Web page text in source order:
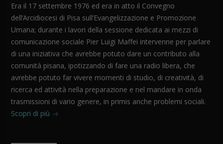
Era il 17 settembre 1976 ed era in atto il Convegno
dell’Arcidiocesi di Pisa sull’Evangelizzazione e Promozione
Umana; durante i lavori della sessione dedicata ai mezzi di
comunicazione sociale Pier Luigi Maffei intervenne per parlare
di una iniziativa che avrebbe potuto dare un contributo alla
comunità pisana, ipotizzando di fare una radio libera, che
avrebbe potuto far vivere momenti di studio, di creatività, di
ricerca ed attività nella preparazione e nel mandare in onda
trasmissioni di vario genere, in primis anche problemi sociali.
Scopri di più